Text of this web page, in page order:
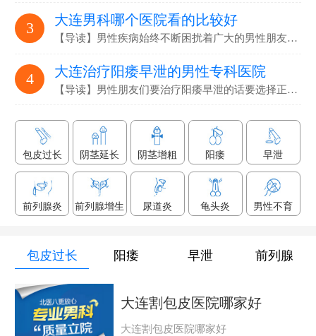
3 大连男科哪个医院看的比较好
【导读】男性疾病始终不断困扰着广大的男性朋友们，解决男性疾病…
4 大连治疗阳痿早泄的男性专科医院
【导读】男性朋友们要治疗阳痿早泄的话要选择正规专业的男科医院…
包皮过长 阴茎延长 阴茎增粗 阳痿 早泄
前列腺炎 前列腺增生 尿道炎 龟头炎 男性不育
包皮过长 阳痿 早泄 前列腺
大连割包皮医院哪家好
大连割包皮医院哪家好